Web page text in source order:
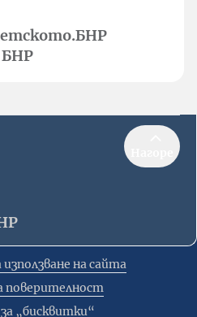
БНР
на сайта
поверителност
„бисквитки“